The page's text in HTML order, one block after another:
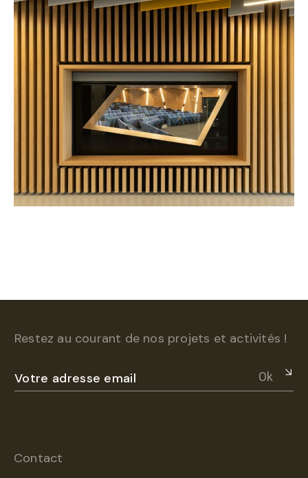
Restez au courant de nos projets et activités !
Ok
Contact